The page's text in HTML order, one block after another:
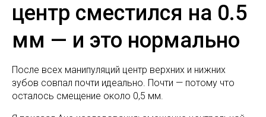
центр сместился на 0.5
мм — и это нормально
После всех манипуляций центр верхних и нижних
зубов совпал почти идеально. Почти — потому что
осталось смещение около 0,5 мм.